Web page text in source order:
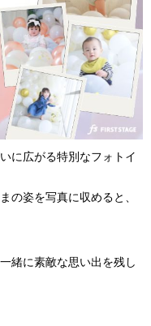
に広がる特別なフォトイ
の姿を写真に収めると、
緒に素敵な思い出を残し